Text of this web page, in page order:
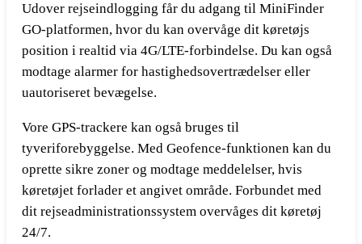
Udover rejseindlogging får du adgang til MiniFinder
GO-platformen, hvor du kan overvåge dit køretøjs
position i realtid via 4G/LTE-forbindelse. Du kan også
modtage alarmer for hastighedsovertrædelser eller
uautoriseret bevægelse.
Vore GPS-trackere kan også bruges til
tyveriforebyggelse. Med Geofence-funktionen kan du
oprette sikre zoner og modtage meddelelser, hvis
køretøjet forlader et angivet område. Forbundet med
dit rejseadministrationssystem overvåges dit køretøj
24/7.